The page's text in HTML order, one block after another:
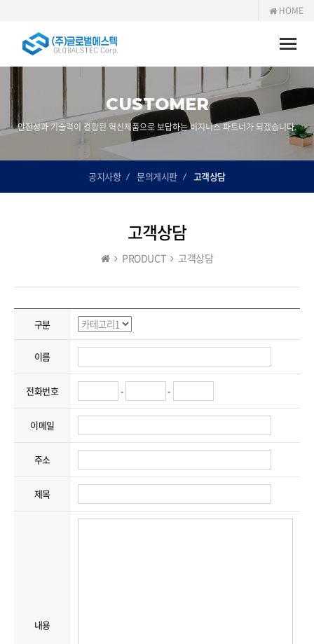
HOME
Toggle
CUSTOMER
안전성과 기술력이 결합된 혁신제품으로 보답하는 비지니스 파트너가 되겠습니다.
공지사항 문의게시판 고객상담
고객상담
PRODUCT 고객상담
구분
이름
전화번호 - -
이메일
주소
제목
내용